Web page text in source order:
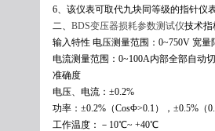
6、该仪表可取代九块同等级的指针仪
二、 BDS变压器损耗参数测试仪技术指
输入特性 电压测量范围：0~750V 宽量
电流测量范围：0~100A内部全部自动
准确度
电压、电流：±0.2%
功率：±0.2%（CosΦ>0.1），±0.5%（
工作温度：－10℃~ +40℃